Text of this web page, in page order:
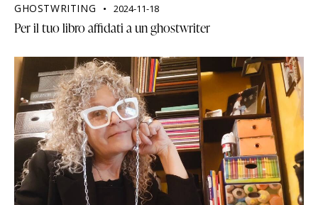
GHOSTWRITING 2024-11-18
Per il tuo libro affidati a un ghostwriter